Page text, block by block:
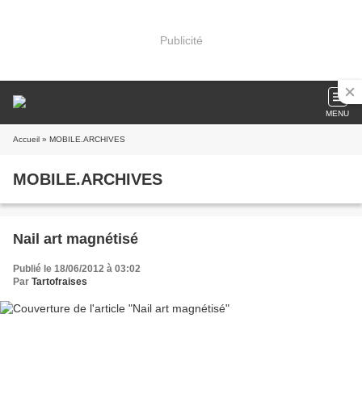
Publicité
MENU
Accueil » MOBILE.ARCHIVES
MOBILE.ARCHIVES
Nail art magnétisé
Publié le 18/06/2012 à 03:02
Par Tartofraises